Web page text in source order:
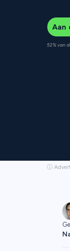
Aan
52% van
ⓘ